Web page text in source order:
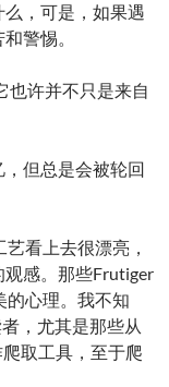
，可是，如果遇
警惕。
也许并不只是来自
但总是会被轮回
看上去很漂亮，
感。那些Frutiger
的心理。我不知
，尤其是那些从
取工具，至于爬